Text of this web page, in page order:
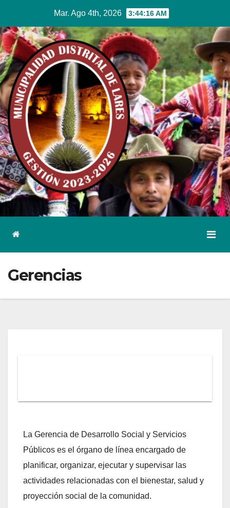
Mar. Ago 4th, 2026 3:44:17 AM
Gerencias
La Gerencia de Desarrollo Social y Servicios
Públicos es el órgano de línea encargado de
planificar, organizar, ejecutar y supervisar las
actividades relacionadas con el bienestar, salud y
proyección social de la comunidad.